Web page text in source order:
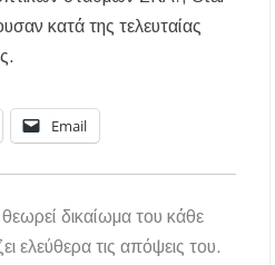
κατά της τελευταίας
Email
δικαίωμα του κάθε
ελεύθερα τις απόψεις του.